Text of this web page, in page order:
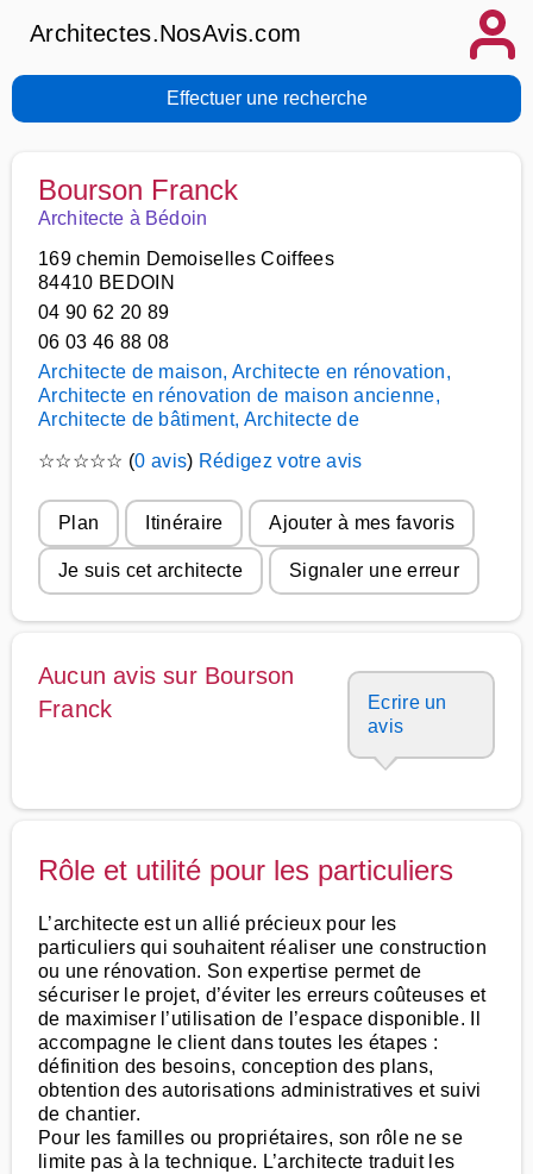
Architectes.NosAvis.com
Effectuer une recherche
Bourson Franck
Architecte à Bédoin
169 chemin Demoiselles Coiffees
84410 BEDOIN
04 90 62 20 89
06 03 46 88 08
Architecte de maison, Architecte en rénovation,
Architecte en rénovation de maison ancienne,
Architecte de bâtiment, Architecte de
☆☆☆☆☆ (0 avis) Rédigez votre avis
Plan Itinéraire Ajouter à mes favoris
Je suis cet architecte Signaler une erreur
Aucun avis sur Bourson
Franck
Ecrire un
avis
Rôle et utilité pour les particuliers
L’architecte est un allié précieux pour les
particuliers qui souhaitent réaliser une construction
ou une rénovation. Son expertise permet de
sécuriser le projet, d’éviter les erreurs coûteuses et
de maximiser l’utilisation de l’espace disponible. Il
accompagne le client dans toutes les étapes :
définition des besoins, conception des plans,
obtention des autorisations administratives et suivi
de chantier.
Pour les familles ou propriétaires, son rôle ne se
limite pas à la technique. L’architecte traduit les